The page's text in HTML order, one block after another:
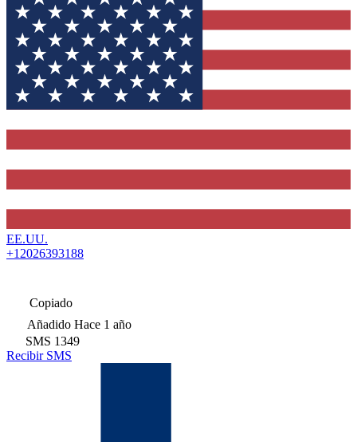
EE.UU.
+12026393188
Copiado
Añadido Hace 1 año
SMS 1349
Recibir SMS